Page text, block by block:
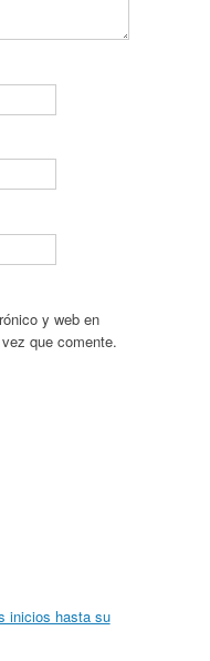
y web en
que comente.
inicios hasta su